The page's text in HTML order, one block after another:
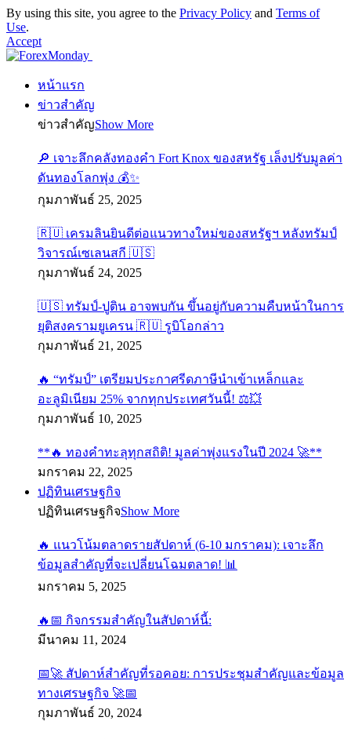
By using this site, you agree to the Privacy Policy and Terms of
Use.
Accept
หน้าแรก
ข่าวสำคัญ
ข่าวสำคัญShow More
🔎 เจาะลึกคลังทองคำ Fort Knox ของสหรัฐ เล็งปรับมูลค่า
ดันทองโลกพุ่ง 💰✨
กุมภาพันธ์ 25, 2025
🇷🇺 เครมลินยินดีต่อแนวทางใหม่ของสหรัฐฯ หลังทรัมป์
วิจารณ์เซเลนสกี 🇺🇸
กุมภาพันธ์ 24, 2025
🇺🇸 ทรัมป์-ปูติน อาจพบกัน ขึ้นอยู่กับความคืบหน้าในการ
ยุติสงครามยูเครน 🇷🇺 รูบิโอกล่าว
กุมภาพันธ์ 21, 2025
🔥 “ทรัมป์” เตรียมประกาศรีดภาษีนำเข้าเหล็กและ
อะลูมิเนียม 25% จากทุกประเทศวันนี้! ⚖️💥
กุมภาพันธ์ 10, 2025
**🔥 ทองคำทะลุทุกสถิติ! มูลค่าพุ่งแรงในปี 2024 🚀**
มกราคม 22, 2025
ปฏิทินเศรษฐกิจ
ปฏิทินเศรษฐกิจShow More
🔥 แนวโน้มตลาดรายสัปดาห์ (6-10 มกราคม): เจาะลึก
ข้อมูลสำคัญที่จะเปลี่ยนโฉมตลาด! 📊
มกราคม 5, 2025
🔥📅 กิจกรรมสำคัญในสัปดาห์นี้:
มีนาคม 11, 2024
📅🚀 สัปดาห์สำคัญที่รอคอย: การประชุมสำคัญและข้อมูล
ทางเศรษฐกิจ 🚀📅
กุมภาพันธ์ 20, 2024